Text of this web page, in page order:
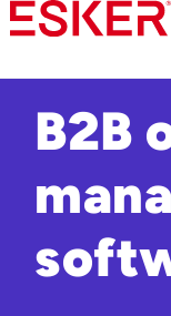
Skip
to
content
B2B